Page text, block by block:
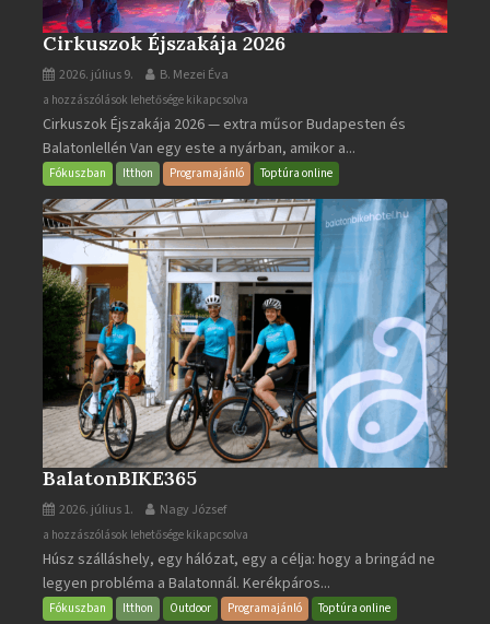
Cirkuszok Éjszakája 2026
2026. július 9. B. Mezei Éva
Cirkuszok
Éjszakája
2026
bejegyzéshez
a hozzászólások lehetősége kikapcsolva
Cirkuszok Éjszakája 2026 — extra műsor Budapesten és
Balatonlellén Van egy este a nyárban, amikor a...
Fókuszban Itthon Programajánló Toptúra online
BalatonBIKE365
2026. július 1. Nagy József
BalatonBIKE365
bejegyzéshez
a hozzászólások lehetősége kikapcsolva
Húsz szálláshely, egy hálózat, egy a célja: hogy a bringád ne
legyen probléma a Balatonnál. Kerékpáros...
Fókuszban Itthon Outdoor Programajánló Toptúra online